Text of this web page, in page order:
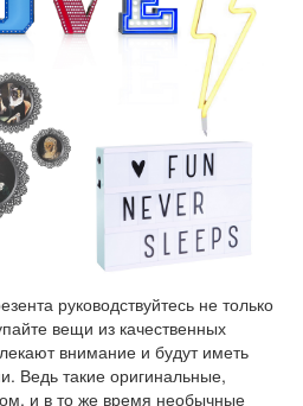
руководствуйтесь не только
вещи из качественных
внимание и будут иметь
Ведь такие оригинальные,
и в то же время необычные